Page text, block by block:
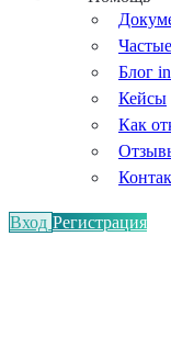
Блог
Кейсы
Как
Вход Регистрация